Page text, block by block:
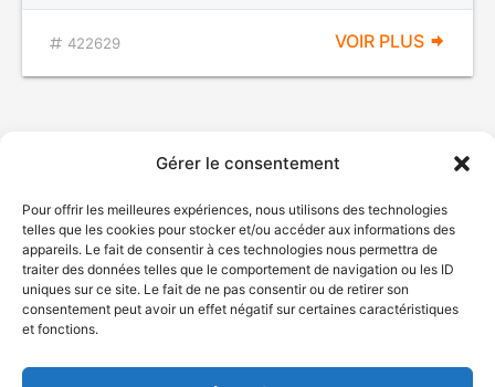
Gérer le consentement
Pour offrir les meilleures expériences, nous utilisons des technologies
telles que les cookies pour stocker et/ou accéder aux informations des
appareils. Le fait de consentir à ces technologies nous permettra de
traiter des données telles que le comportement de navigation ou les ID
uniques sur ce site. Le fait de ne pas consentir ou de retirer son
consentement peut avoir un effet négatif sur certaines caractéristiques
et fonctions.
422629 VOIR PLUS
© Gouvernement du Québec, 2026
Plan du site